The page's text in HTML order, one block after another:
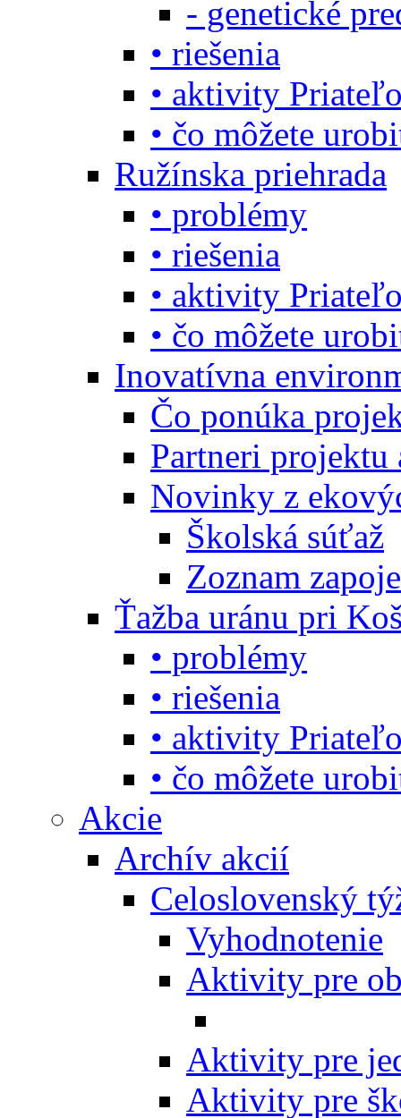
- genetické
• riešenia
• aktivity
• čo môžete
Ružínska priehrada
• problémy
• riešenia
• aktivity
• čo môžete
Inovatívna
Čo ponúka
Partneri projektu
Novinky z
Školská súťaž
Zoznam
Ťažba uránu pri
• problémy
• riešenia
• aktivity
• čo môžete
Akcie
Archív akcií
Celoslovenský
Vyhodnotenie
Aktivity pre
Aktivity pre
Aktivity pre